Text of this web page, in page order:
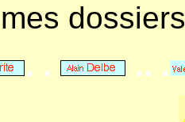
mes
. .
.. .